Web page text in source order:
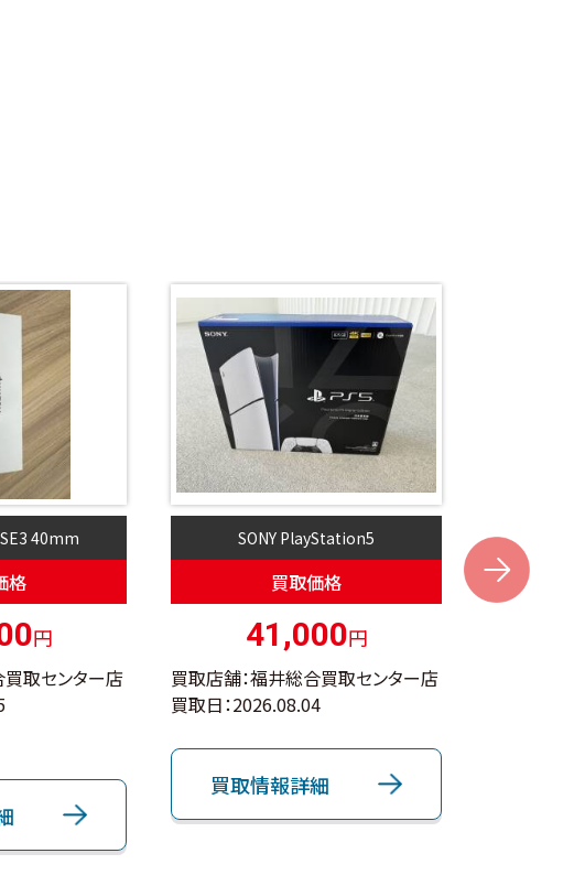
40mm
格
円
取センター店
SONY PlayStation5
買取価格
41,000円
買取店舗：福井総合買取センター店
買取日：2026.08.04
買取情報詳細